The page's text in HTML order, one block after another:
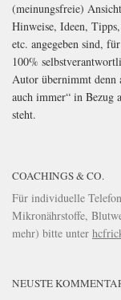
(meinungsfreie)
Hinweise, Ideen,
etc. angegeben sind,
100%
Autor übernimmt denn
auch immer“ in Bezug
steht.
COACHINGS & CO.
Für individuelle
Mikronährstoffe,
mehr) bitte unter
NEUSTE